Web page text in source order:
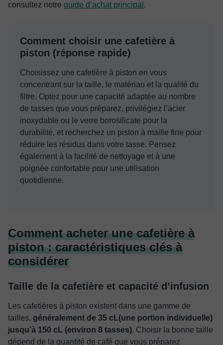
consultez notre guide d’achat principal .
Comment choisir une cafetière à
piston (réponse rapide)
Choisissez une cafetière à piston en vous
concentrant sur la taille, le matériau et la qualité du
filtre. Optez pour une capacité adaptée au nombre
de tasses que vous préparez, privilégiez l’acier
inoxydable ou le verre borosilicate pour la
durabilité, et recherchez un piston à maille fine pour
réduire les résidus dans votre tasse. Pensez
également à la facilité de nettoyage et à une
poignée confortable pour une utilisation
quotidienne.
Comment acheter une cafetière à
piston : caractéristiques clés à
considérer
Taille de la cafetière et capacité d’infusion
Les cafetières à piston existent dans une gamme de
tailles, généralement de 35 cL(une portion individuelle)
jusqu’à 150 cL (environ 8 tasses). Choisir la bonne taille
dépend de la quantité de café que vous préparez